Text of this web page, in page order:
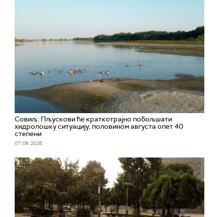
Совиљ: Пљускови ће краткотрајно побољшати
хидролошку ситуацију; половином августа опет 40
степени
07. 08. 2026.